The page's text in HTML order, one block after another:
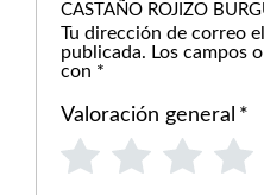
CASTAÑO ROJIZO
Tu dirección de correo
publicada. Los campos
con *
Valoración general *